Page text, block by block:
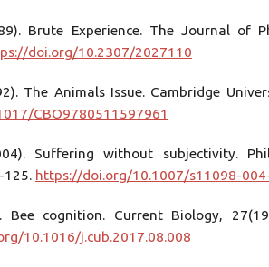
Brute Experience. The Journal of
doi.org/10.2307/2027110
The Animals Issue. Cambridge
CBO9780511597961
Suffering without subjectivity.
125. https://doi.org/10.1007/s11098-
Bee cognition. Current Biology,
10.1016/j.cub.2017.08.008